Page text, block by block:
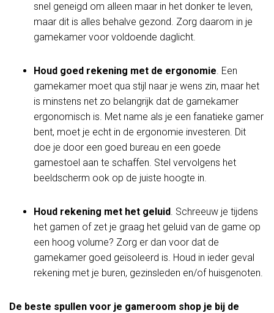
snel geneigd om alleen maar in het donker te leven,
maar dit is alles behalve gezond. Zorg daarom in je
gamekamer voor voldoende daglicht.
Houd goed rekening met de ergonomie. Een
gamekamer moet qua stijl naar je wens zin, maar het
is minstens net zo belangrijk dat de gamekamer
ergonomisch is. Met name als je een fanatieke gamer
bent, moet je echt in de ergonomie investeren. Dit
doe je door een goed bureau en een goede
gamestoel aan te schaffen. Stel vervolgens het
beeldscherm ook op de juiste hoogte in.
Houd rekening met het geluid. Schreeuw je tijdens
het gamen of zet je graag het geluid van de game op
een hoog volume? Zorg er dan voor dat de
gamekamer goed geïsoleerd is. Houd in ieder geval
rekening met je buren, gezinsleden en/of huisgenoten.
De beste spullen voor je gameroom shop je bij de